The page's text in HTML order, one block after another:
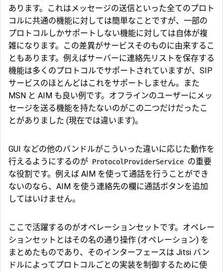
あります。これはメッセージの送信といった全てのプロト
コルに共通の機能に対しては簡単なことですが、一部の
プロトコルしかサポートしない機能に対しては自体が複
雑になります。この差異がサービスそのものに由来するこ
ともあります。例えばサーバーに連絡先リストを保存する
機能は多くのプロトコルでサポートされていますが、SIP
サービスのほとんどはこれをサポートしません。また
MSN と AIM も良い例です。オフラインのユーザーにメッ
セージを送る機能を持たないのがこの二つだけだったこ
とがありました (現在では違います)。
GUI などの他のバンドルがこういった違いに応じた動作を
行えるようにするのが ProtocolProviderService の重要
な役割です。例えば AIM を使って通話を行うことができ
ないのなら、AIM を使う連絡先の欄に通話ボタンを追加
してはいけません。
ここで活躍するのがオペレーションセットです。オペレー
ションセットとはその名の通り操作 (オペレーション) を
まとめたものであり、そのインターフェースは Jitsi バン
ドルによってプロトコルごとの実装を制御するために使